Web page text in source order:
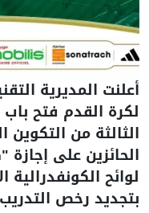
أعلنت المديرية
لكرة القدم فتح
الثالثة من التكوين
الحائزين على
لوائح
بتجديد رخص